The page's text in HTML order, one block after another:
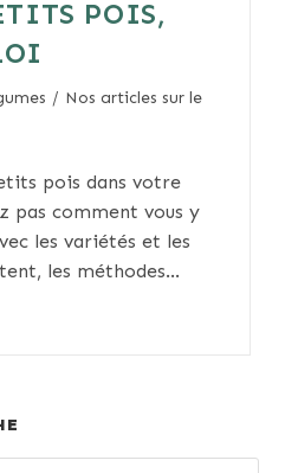
POIS,
/ Nos articles sur le
pois dans votre
pas comment vous y
les variétés et les
les méthodes…